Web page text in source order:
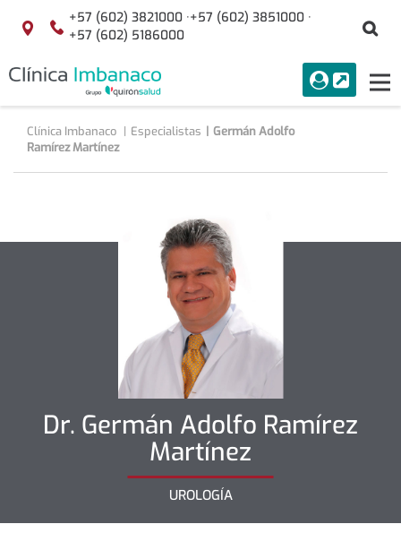
Saltar al contenido
Localización
+57 (602) 3821000 ·+57 (602) 3851000 ·
+57 (602) 5186000
menuAcceso
Buscar
Clínica Imbanaco Especialistas
Germán Adolfo
Ramírez Martínez
Dr. Germán Adolfo Ramírez
Martínez
UROLOGÍA